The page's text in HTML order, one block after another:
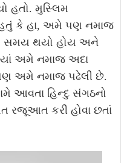
હતો. મુસ્લિમ
કે હા, અમે પણ નમાજ
સમય થયો હોય અને
અમે નમાજ અદા
પણ અમે નમાજ પઢેલી છે.
આવતા હિન્દુ સંગઠનો
રજૂઆત કરી હોવા છતાં